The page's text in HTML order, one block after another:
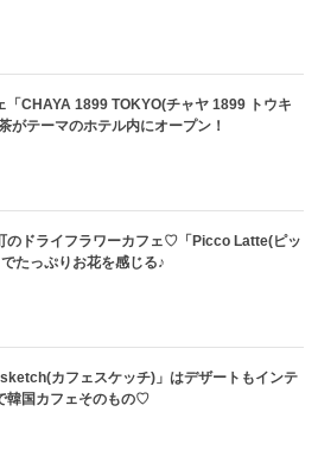
「CHAYA 1899 TOKYO(チャヤ 1899 トウキ
がテーマのホテル内にオープン！
のドライフラワーカフェ♡「Picco Latte(ピッ
たっぷりお花を感じる♪
カフェスケッチ)」はデザートもインテ
韓国カフェそのもの♡